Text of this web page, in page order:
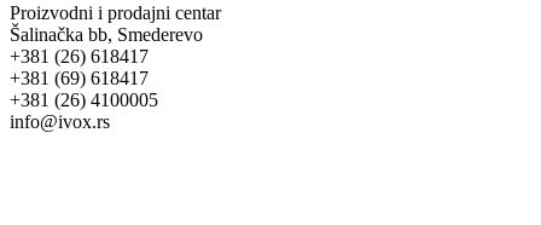
Proizvodni i prodajni centar
Šalinačka bb, Smederevo
+381 (26) 618417
+381 (69) 618417
+381 (26) 4100005
info@ivox.rs